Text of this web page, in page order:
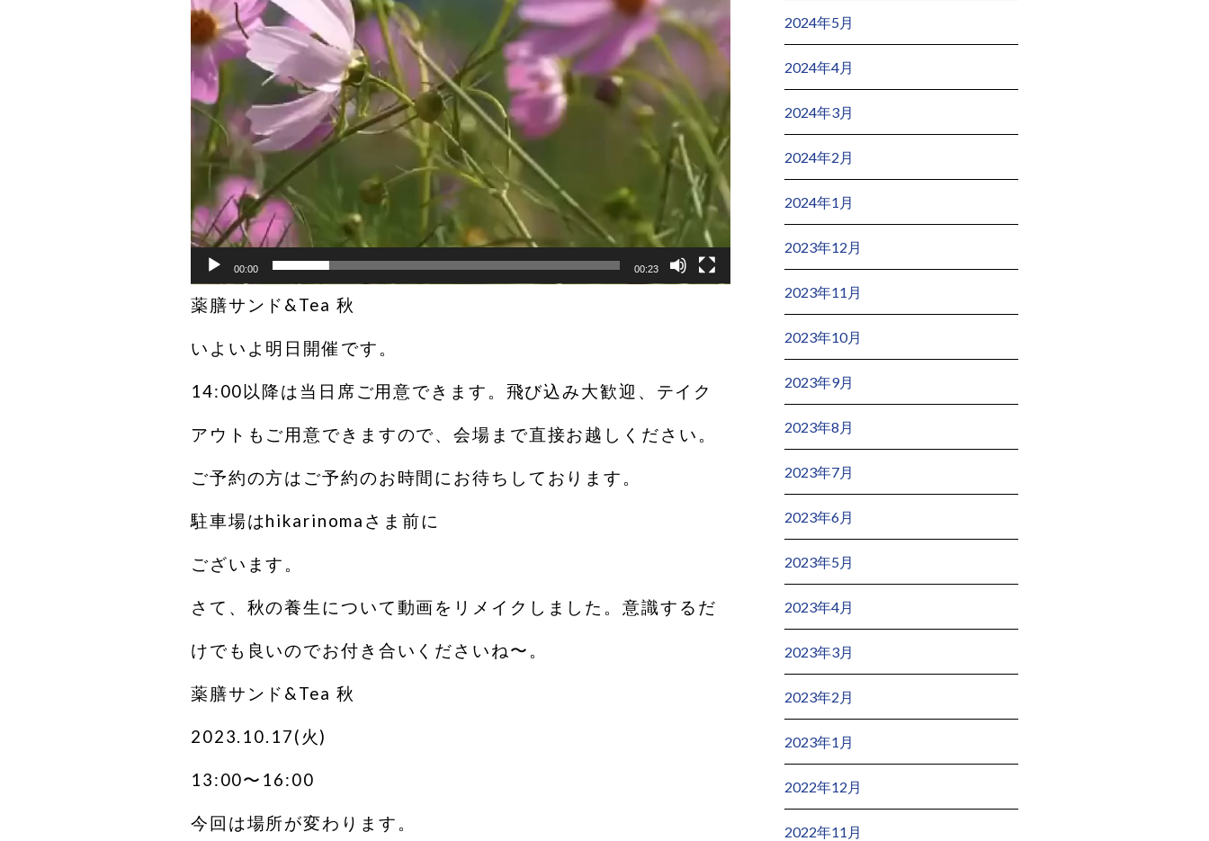
00:00 00:23
薬膳サンド&Tea 秋
いよいよ明日開催です。
14:00以降は当日席ご用意できます。飛び込み大歓迎、テイク
アウトもご用意できますので、会場まで直接お越しください。
ご予約の方はご予約のお時間にお待ちしております。
駐車場はhikarinomaさま前に
ございます。
さて、秋の養生について動画をリメイクしました。意識するだ
けでも良いのでお付き合いくださいね〜。
薬膳サンド&Tea 秋
2023.10.17(火)
13:00〜16:00
今回は場所が変わります。
2024年5月
2024年4月
2024年3月
2024年2月
2024年1月
2023年12月
2023年11月
2023年10月
2023年9月
2023年8月
2023年7月
2023年6月
2023年5月
2023年4月
2023年3月
2023年2月
2023年1月
2022年12月
2022年11月